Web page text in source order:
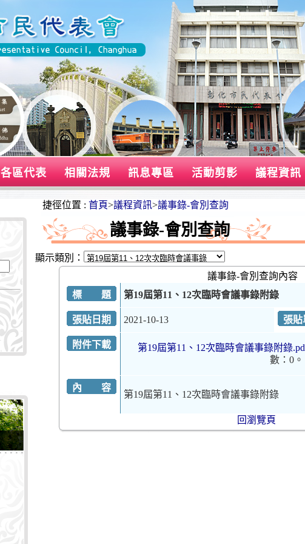
各區代表 相關法規 訊息專區 活動剪影 議程資訊
捷徑位置 : 首頁>議程資訊>議事錄-會別查詢
議事錄-會別查詢
顯示類別：
議事錄-會別查詢內容
標 題
第19屆第11、12次臨時會議事錄附錄
張貼日期 2021-10-13 張貼
附件下載 第19屆第11、12次臨時會議事錄附錄
數：0。
內 容
第19屆第11、12次臨時會議事錄附錄
回瀏覽頁